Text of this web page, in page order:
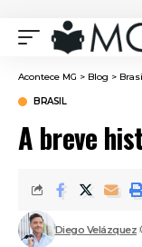
Acontece MG > Blog >
BRASIL
A breve
Diego Velázquez